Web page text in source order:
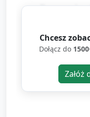
Rozgrzewka
Zróbcie
m-mi-
Chcesz
Dołącz do